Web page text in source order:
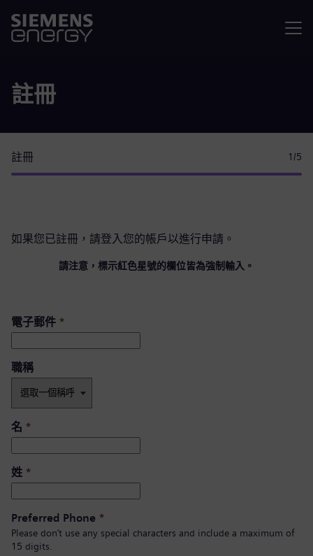
註冊
註冊 1 /5
如果您已註冊，請登入您的帳戶以進行申請。
請注意，標示紅色星號的欄位皆為強制輸入。
電子郵件 *
職稱
名 *
姓 *
Preferred Phone *
Please don’t use any special characters and include a maximum of
15 digits.